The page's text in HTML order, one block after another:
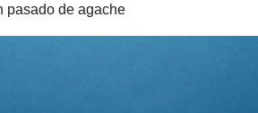
pasado de agache